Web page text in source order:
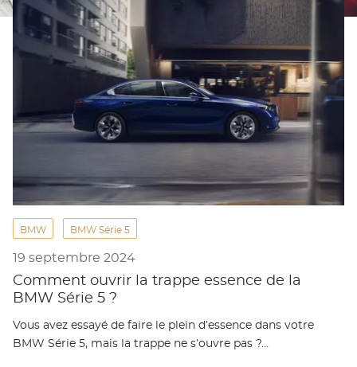
BMW BMW Série 5
19 septembre 2024
Comment ouvrir la trappe essence de la
BMW Série 5 ?
Vous avez essayé de faire le plein d’essence dans votre
BMW Série 5, mais la trappe ne s’ouvre pas ?…